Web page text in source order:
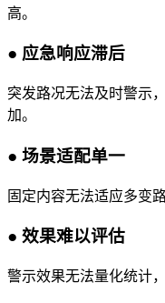
高。
● 应急响应滞后
突发路况无法及时警示
加。
● 场景适配单一
固定内容无法适应多变
● 效果难以评估
警示效果无法量化统计